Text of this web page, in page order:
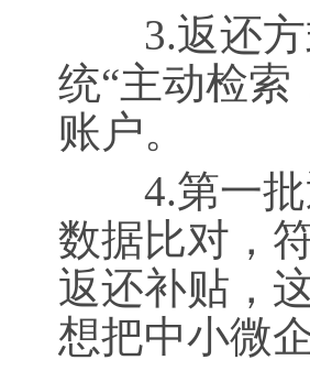
3.返还方
统“主动检索
账户。
4.第一批
数据比对，
返还补贴，
想把中小微